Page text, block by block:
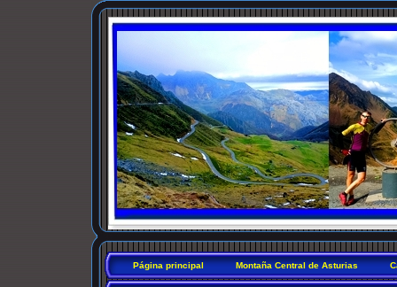
Página principal Montaña Central de Asturias